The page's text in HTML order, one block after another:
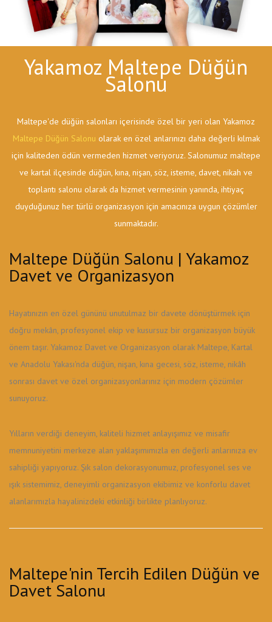
Yakamoz Maltepe Düğün
Salonu
Maltepe'de düğün salonları içerisinde özel bir yeri olan Yakamoz
Maltepe Düğün Salonu olarak en özel anlarınızı daha değerli kılmak
için kaliteden ödün vermeden hizmet veriyoruz. Salonumuz maltepe
ve kartal ilçesinde düğün, kına, nişan, söz, isteme, davet, nikah ve
toplantı salonu olarak da hizmet vermesinin yanında, ihtiyaç
duyduğunuz her türlü organizasyon için amacınıza uygun çözümler
sunmaktadır.
Maltepe Düğün Salonu | Yakamoz
Davet ve Organizasyon
Hayatınızın en özel gününü unutulmaz bir davete dönüştürmek için
doğru mekân, profesyonel ekip ve kusursuz bir organizasyon büyük
önem taşır. Yakamoz Davet ve Organizasyon olarak Maltepe, Kartal
ve Anadolu Yakası'nda düğün, nişan, kına gecesi, söz, isteme, nikâh
sonrası davet ve özel organizasyonlarınız için modern çözümler
sunuyoruz.
Yılların verdiği deneyim, kaliteli hizmet anlayışımız ve misafir
memnuniyetini merkeze alan yaklaşımımızla en değerli anlarınıza ev
sahipliği yapıyoruz. Şık salon dekorasyonumuz, profesyonel ses ve
ışık sistemimiz, deneyimli organizasyon ekibimiz ve konforlu davet
alanlarımızla hayalinizdeki etkinliği birlikte planlıyoruz.
Maltepe'nin Tercih Edilen Düğün ve
Davet Salonu